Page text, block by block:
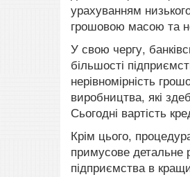
урахуванням
грошовою масою та
У свою чергу,
більшості
нерівномірність
виробництва, які
Сьогодні вартість
Крім цього,
примусове детальне
підприємства в